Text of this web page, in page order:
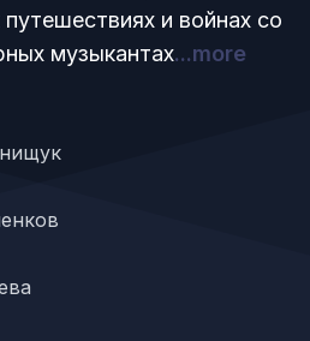
и войнах со
музыкантах...more